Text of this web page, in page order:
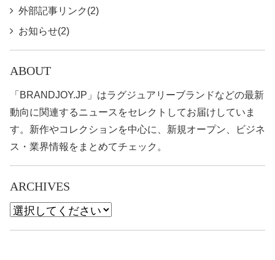
外部記事リンク(2)
お知らせ(2)
ABOUT
「BRANDJOY.JP」はラグジュアリーブランドなどの最新
動向に関連するニュースをセレクトしてお届けしていま
す。新作やコレクションを中心に、新規オープン、ビジネ
ス・業界情報をまとめてチェック。
ARCHIVES